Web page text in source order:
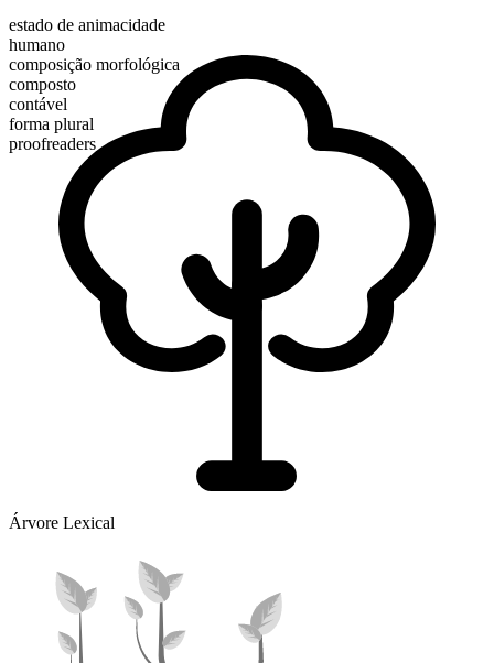
estado de animacidade
humano
composição morfológica
composto
contável
forma plural
proofreaders
Árvore Lexical